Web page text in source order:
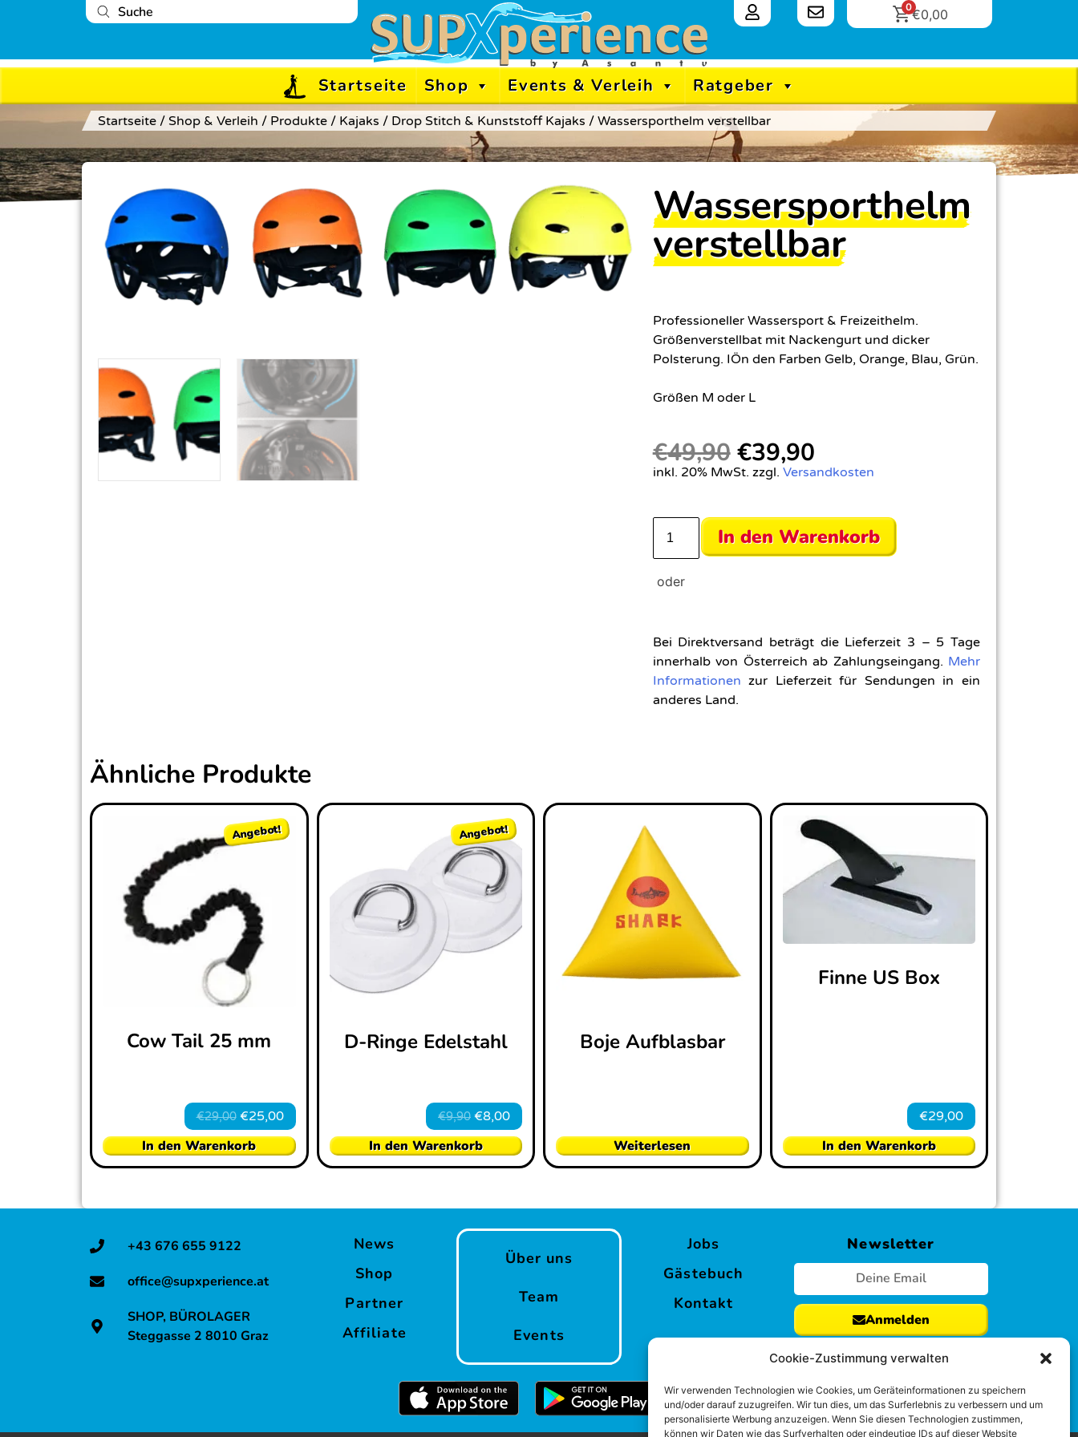
Cookie-Zustimmung verwalten
Wir verwenden Technologien wie Cookies, um Geräteinformationen zu speichern
und/oder darauf zuzugreifen. Wir tun dies, um das Surferlebnis zu verbessern und um
personalisierte Werbung anzuzeigen. Wenn Sie diesen Technologien zustimmen,
können wir Daten wie das Surfverhalten oder eindeutige IDs auf dieser Website
0€0,00
Startseite Shop Events & Verleih Ratgeber
Startseite / Shop & Verleih / Produkte / Kajaks / Drop Stitch & Kunststoff Kajaks / Wassersporthelm verstellbar
Wassersporthelm
verstellbar
Professioneller Wassersport & Freizeithelm.
Größenverstellbat mit Nackengurt und dicker
Polsterung. IÖn den Farben Gelb, Orange, Blau, Grün.
Größen M oder L
€49,90 €39,90
inkl. 20% MwSt. zzgl. Versandkosten
In den Warenkorb
Bei Direktversand beträgt die Lieferzeit 3 – 5 Tage
innerhalb von Österreich ab Zahlungseingang. Mehr
Informationen zur Lieferzeit für Sendungen in ein
anderes Land.
Ähnliche Produkte
Angebot!
Cow Tail 25 mm
€29,00 €25,00
In den Warenkorb
Angebot!
D-Ringe Edelstahl
€9,90 €8,00
In den Warenkorb
Boje Aufblasbar
Weiterlesen
Finne US Box
€29,00
In den Warenkorb
+43 676 655 9122
office@supxperience.at
SHOP, BÜROLAGER
Steggasse 2 8010 Graz
News
Shop
Partner
Affiliate
Über uns
Team
Events
Jobs
Gästebuch
Kontakt
Newsletter
Anmelden